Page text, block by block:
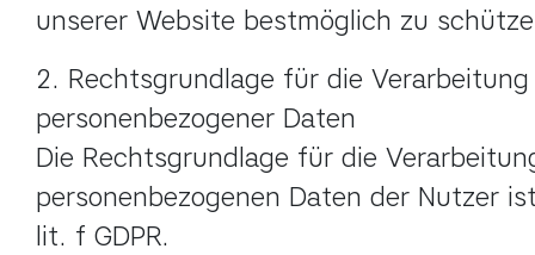
unserer Website bestmöglich zu
2. Rechtsgrundlage für die Verarbeitung
personenbezogener Daten
Die Rechtsgrundlage für die
personenbezogenen Daten der Nutzer
lit. f GDPR.